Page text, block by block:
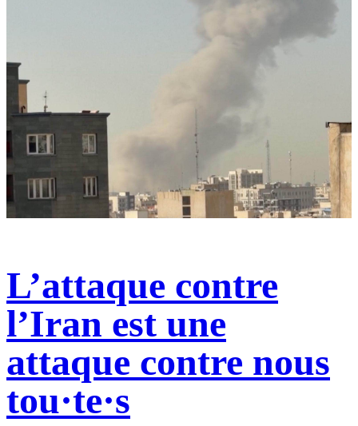
L’attaque contre
l’Iran est une
attaque contre nous
tou·te·s